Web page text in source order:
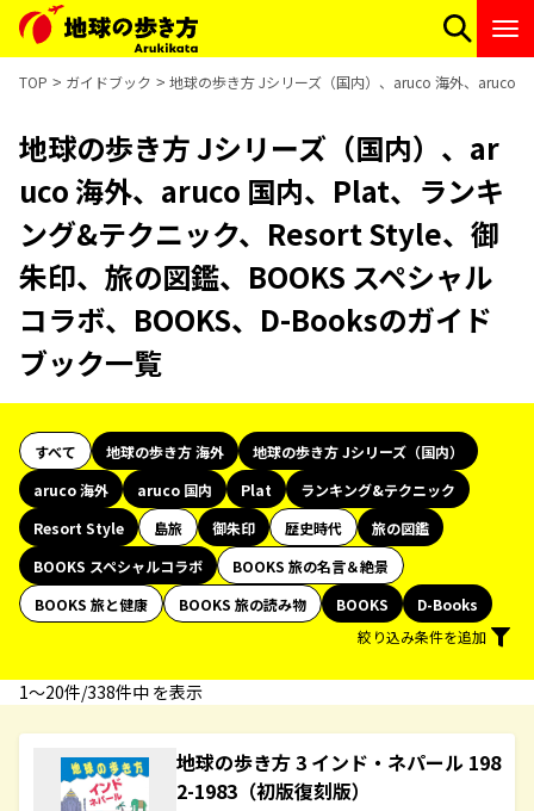
TOP ガイドブック 地球の歩き方 Jシリーズ（国内）、aruco 海外、aruco
地球の歩き方 Jシリーズ（国内）、ar
uco 海外、aruco 国内、Plat、ランキ
ング&テクニック、Resort Style、御
朱印、旅の図鑑、BOOKS スペシャル
コラボ、BOOKS、D-Booksのガイド
ブック一覧
すべて 地球の歩き方 海外
地球の歩き方 Jシリーズ（国内）
aruco 海外
aruco 国内 Plat
ランキング&テクニック
Resort Style
島旅 御朱印 歴史時代
旅の図鑑
BOOKS スペシャルコラボ
BOOKS 旅の名言＆絶景
BOOKS 旅と健康
BOOKS 旅の読み物 BOOKS
D-Books
絞り込み条件を追加
1〜20件/338件中 を表示
地球の歩き方 3 インド・ネパール 198
2-1983（初版復刻版）